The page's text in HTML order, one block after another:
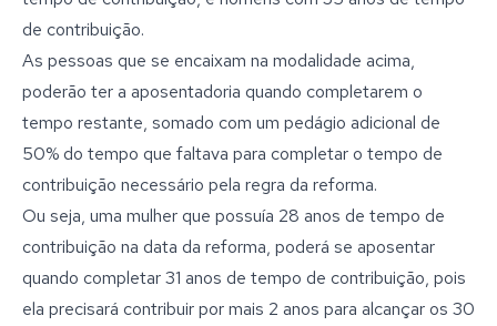
de contribuição.
As pessoas que se encaixam na modalidade acima,
poderão ter a aposentadoria quando completarem o
tempo restante, somado com um pedágio adicional de
50% do tempo que faltava para completar o tempo de
contribuição necessário pela regra da reforma.
Ou seja, uma mulher que possuía 28 anos de tempo de
contribuição na data da reforma, poderá se aposentar
quando completar 31 anos de tempo de contribuição, pois
ela precisará contribuir por mais 2 anos para alcançar os 30